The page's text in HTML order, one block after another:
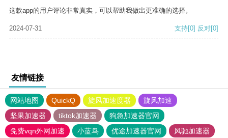
这款app的用户评论非常真实，可以帮助我做出更准确的选择。
2024-07-31 支持[0] 反对[0]
友情链接
网站地图 QuickQ 旋风加速度器
旋风加速
坚果加速器
tiktok加速器
狗急加速器官网
免费vqn外网加速
小蓝鸟 优途加速器官网
风驰加速器